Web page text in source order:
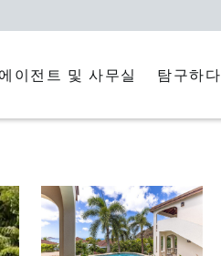
에이전트 및 사무실 탐구하다